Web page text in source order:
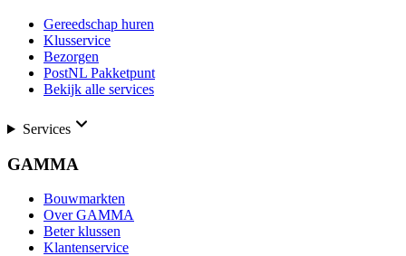
Gereedschap huren
Klusservice
Bezorgen
PostNL Pakketpunt
Bekijk alle services
Services
GAMMA
Bouwmarkten
Over GAMMA
Beter klussen
Klantenservice